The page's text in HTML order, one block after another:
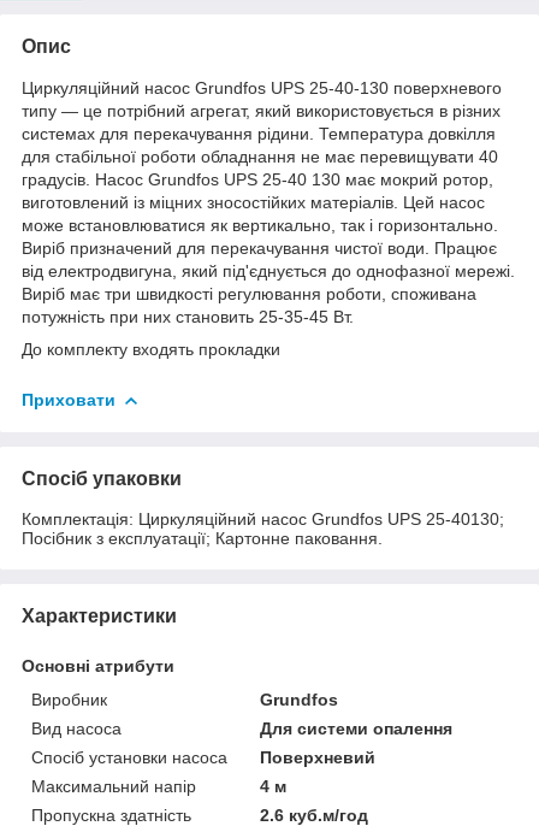
Опис
Циркуляційний насос Grundfos UPS 25-40-130 поверхневого
типу — це потрібний агрегат, який використовується в різних
системах для перекачування рідини. Температура довкілля
для стабільної роботи обладнання не має перевищувати 40
градусів. Насос Grundfos UPS 25-40 130 має мокрий ротор,
виготовлений із міцних зносостійких матеріалів. Цей насос
може встановлюватися як вертикально, так і горизонтально.
Виріб призначений для перекачування чистої води. Працює
від електродвигуна, який під'єднується до однофазної мережі.
Виріб має три швидкості регулювання роботи, споживана
потужність при них становить 25-35-45 Вт.
До комплекту входять прокладки
Приховати
Спосіб упаковки
Комплектація: Циркуляційний насос Grundfos UPS 25-40130;
Посібник з експлуатації; Картонне паковання.
Характеристики
Основні атрибути
Виробник
Grundfos
Вид насоса
Для системи опалення
Спосіб установки насоса
Поверхневий
Максимальний напір
4 м
Пропускна здатність
2.6 куб.м/год